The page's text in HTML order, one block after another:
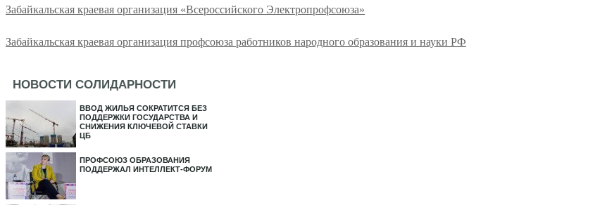
Забайкальская краевая организация «Всероссийского Электропрофсоюза»
Забайкальская краевая организация профсоюза работников народного образования и науки РФ
НОВОСТИ СОЛИДАРНОСТИ
ВВОД ЖИЛЬЯ СОКРАТИТСЯ БЕЗ
ПОДДЕРЖКИ ГОСУДАРСТВА И
СНИЖЕНИЯ КЛЮЧЕВОЙ СТАВКИ
ЦБ
ПРОФСОЮЗ ОБРАЗОВАНИЯ
ПОДДЕРЖАЛ ИНТЕЛЛЕКТ-ФОРУМ